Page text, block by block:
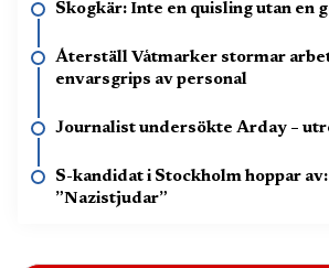
Skogkär: Inte en quisling utan en
Återställ Våtmarker stormar
envarsgrips av personal
Journalist undersökte Arday –
S-kandidat i Stockholm hoppar av:
”Nazistjudar”